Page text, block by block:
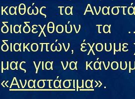
καθώς τα
διαδεχθούν
διακοπών, έχουμε
μας για να
«Αναστάσιμα».